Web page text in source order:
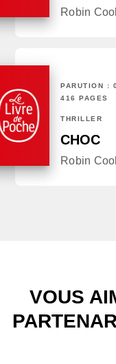
Robin
PARUTION :
416 PAGES
THRILLER
CHOC
Robin
VOUS